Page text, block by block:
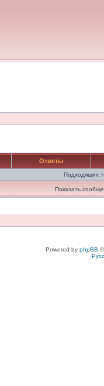
Ответы
Подходящих
Показать
Powered by phpBB